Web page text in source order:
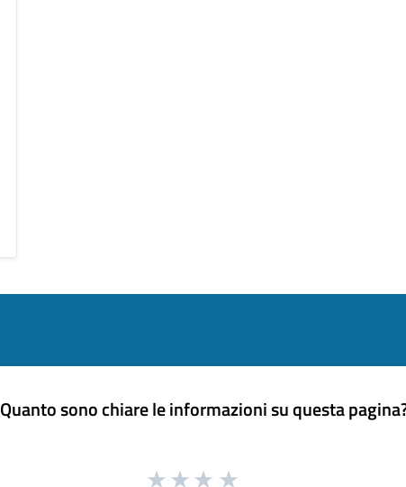
Quanto sono chiare le informazioni su questa